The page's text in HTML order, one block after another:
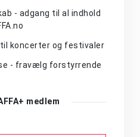
- adgang til al indhold
koncerter og festivaler
- fravælg forstyrrende
medlem